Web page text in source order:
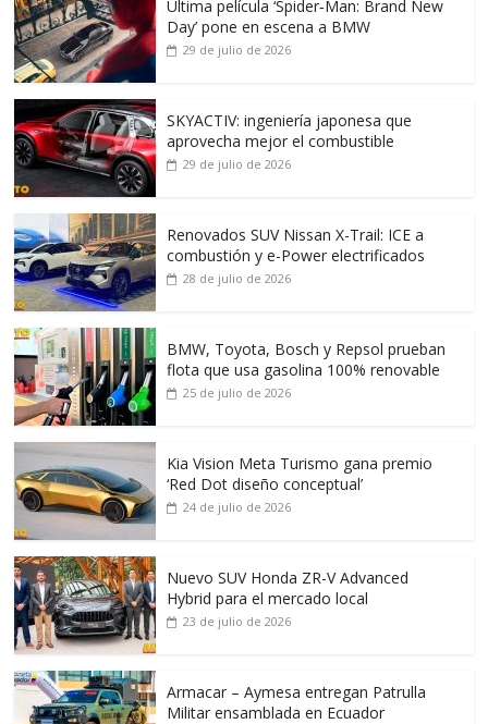
Ultima película ‘Spider‑Man: Brand New
Day’ pone en escena a BMW
29 de julio de 2026
SKYACTIV: ingeniería japonesa que
aprovecha mejor el combustible
29 de julio de 2026
Renovados SUV Nissan X-Trail: ICE a
combustión y e-Power electrificados
28 de julio de 2026
BMW, Toyota, Bosch y Repsol prueban
flota que usa gasolina 100% renovable
25 de julio de 2026
Kia Vision Meta Turismo gana premio
‘Red Dot diseño conceptual’
24 de julio de 2026
Nuevo SUV Honda ZR-V Advanced
Hybrid para el mercado local
23 de julio de 2026
Armacar – Aymesa entregan Patrulla
Militar ensamblada en Ecuador